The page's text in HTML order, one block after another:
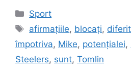
Categories
Sport
Tags
afirmațiile, blocați,
împotriva, Mike, potențialei,
Steelers, sunt, Tomlin